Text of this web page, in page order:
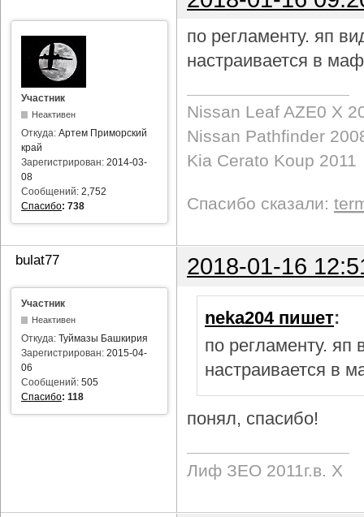
Участник
Неактивен
Откуда: Артем Приморский
край
Зарегистрирован: 2014-03-
08
Сообщений: 2,752
Спасибо: 738
по регламенту. яп
настраивается в
Nissan Leaf AZE0 X
Nissan Pathfinder
Kia Cerato Koup 2011
Спасибо сказали:
bulat77 2018-01-16
Участник
Неактивен
Откуда: Туймазы Башкирия
Зарегистрирован: 2015-04-
06
Сообщений: 505
Спасибо: 118
neka204 пишет:
по регламенту.
настраивается в
понял, спасибо!
Лиф ЗЕО 2011г.в. Х